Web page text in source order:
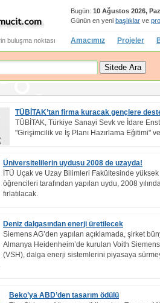
Bugün: 10 Ağustos 2026,
Günün en yeni başlıklar ve
buluşma noktası Amacımız Projeler
TÜBİTAK’tan firma kuracak gençlere
TÜBİTAK, Türkiye Sanayi Sevk ve İdare
"Girişimcilik ve İş Planı Hazırlama Eğitimi"
Üniversitelilerin uydusu 2008 de uzayda!
İTÜ Uçak ve Uzay Bilimleri Fakültesinde
öğrencileri tarafından yapılan uydu, 2008
fırlatılacak.
Deniz dalgasından enerji üretilecek
Siemens AG’den yapılan açıklamada, şirket
Almanya Heidenheim’de kurulan Voith
(VSH), dalga enerji sistemlerini piyasaya
Beko’ya ABD’den tasarım ödülü